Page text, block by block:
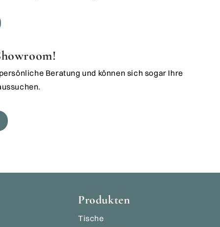
Beratung und können sich sogar Ihre
Produkten
Tische